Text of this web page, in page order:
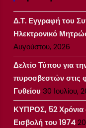
Δ.Τ. Εγγραφή του
Ηλεκτρονικό
Αυγούστου, 2026
Δελτίο Τύπου για
πυροσβεστών στις
Γυθείου 30 Ιουλίου,
ΚΥΠΡΟΣ, 52 Χρόνια
Εισβολή του 1974